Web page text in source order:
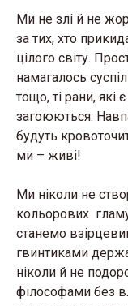
Ми не злі й не
за тих, хто
цілого світу.
намагалось
тощо, ті рани, які
загоюються.
будуть
ми – живі!
Ми ніколи не
кольорових
станемо
гвинтиками
ніколи й не
філософами без